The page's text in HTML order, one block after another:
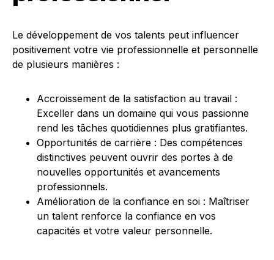
Le développement de vos talents peut influencer
positivement votre vie professionnelle et personnelle
de plusieurs manières :
Accroissement de la satisfaction au travail :
Exceller dans un domaine qui vous passionne
rend les tâches quotidiennes plus gratifiantes.
Opportunités de carrière : Des compétences
distinctives peuvent ouvrir des portes à de
nouvelles opportunités et avancements
professionnels.
Amélioration de la confiance en soi : Maîtriser
un talent renforce la confiance en vos
capacités et votre valeur personnelle.